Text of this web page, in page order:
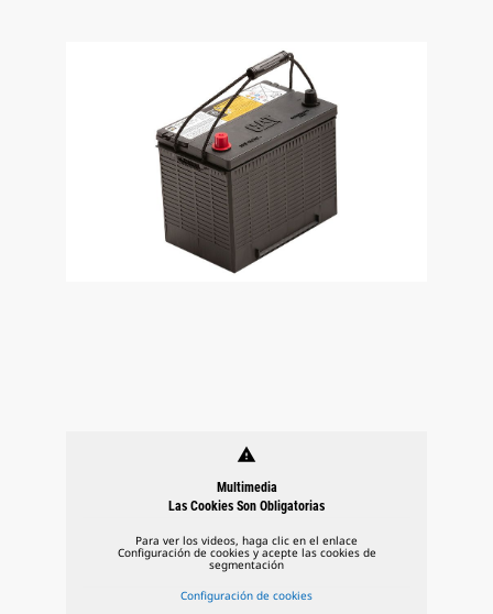
warning
Multimedia
Las Cookies Son Obligatorias
Para ver los videos, haga clic en el enlace
Configuración de cookies y acepte las cookies de
segmentación
Configuración de cookies